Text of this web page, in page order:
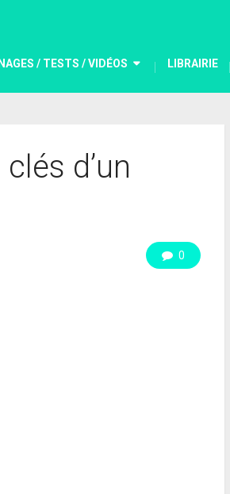
/ TESTS / VIDÉOS LIBRAIRIE
d’un
0